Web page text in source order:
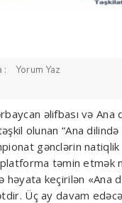
: Yorum Yaz
əlifbası və Ana
olunan “Ana
gənclərin
təmin etmək
keçirilən «Ana
Üç ay davam